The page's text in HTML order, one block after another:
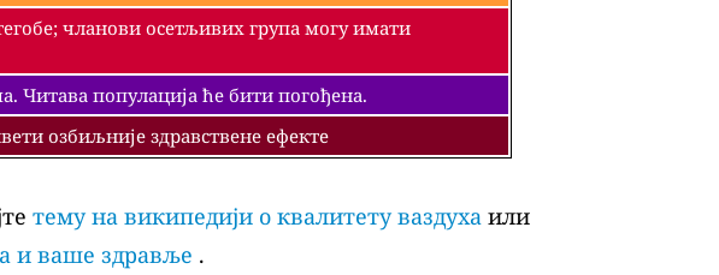
чланови осетљивих група могу имати
Читава популација ће бити погођена.
озбиљније здравствене ефекте
тему на википедији о квалитету ваздуха или
и ваше здравље .